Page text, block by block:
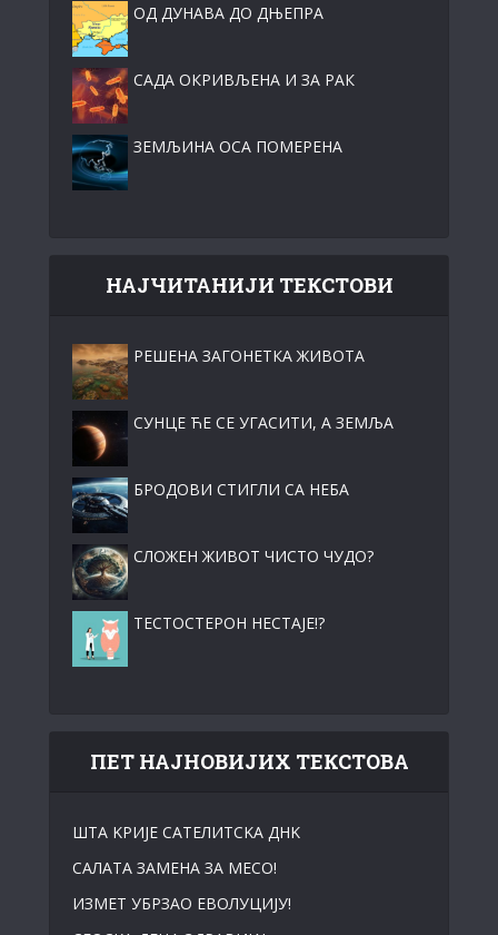
ОД ДУНАВА ДО ДЊЕПРА
САДА ОКРИВЉЕНА И ЗА РАК
ЗЕМЉИНА ОСА ПОМЕРЕНА
НАЈЧИТАНИЈИ ТЕКСТОВИ
РЕШЕНА ЗАГОНЕТКА ЖИВОТА
СУНЦЕ ЋЕ СЕ УГАСИТИ, А ЗЕМЉА
БРОДОВИ СТИГЛИ СА НЕБА
СЛОЖЕН ЖИВОТ ЧИСТО ЧУДО?
ТЕСТОСТЕРОН НЕСТАЈЕ!?
ПЕТ НАЈНОВИЈИХ ТЕКСТОВА
ШТА KРИЈЕ САТЕЛИТСKА ДНK
САЛАТА ЗАМЕНА ЗА МЕСО!
ИЗМЕТ УБРЗАО ЕВОЛУЦИЈУ!